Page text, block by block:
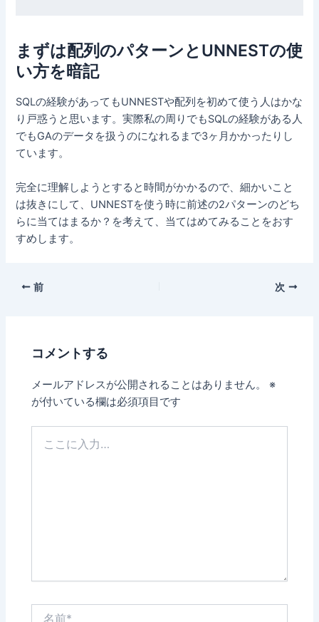
まずは配列のパターンとUNNESTの使
い方を暗記
SQLの経験があってもUNNESTや配列を初めて使う人はかな
り戸惑うと思います。実際私の周りでもSQLの経験がある人
でもGAのデータを扱うのになれるまで3ヶ月かかったりし
ています。
完全に理解しようとすると時間がかかるので、細かいこと
は抜きにして、UNNESTを使う時に前述の2パターンのどち
らに当てはまるか？を考えて、当てはめてみることをおす
すめします。
前 次
コメントする
メールアドレスが公開されることはありません。
※
が付いている欄は必須項目です